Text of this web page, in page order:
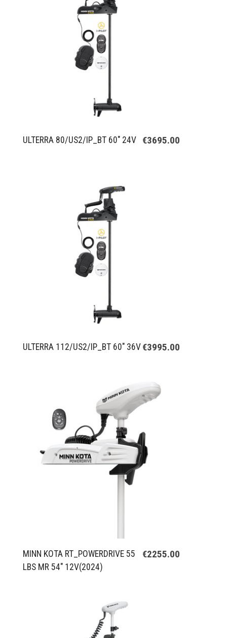
ULTERRA 80/US2/IP_BT 60" 24V €3695.00
ULTERRA 112/US2/IP_BT 60" 36V€3995.00
MINN KOTA RT_POWERDRIVE 55
LBS MR 54" 12V(2024)
€2255.00